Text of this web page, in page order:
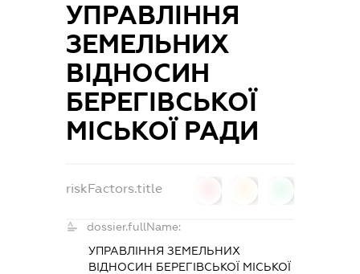
УПРАВЛІННЯ
ЗЕМЕЛЬНИХ
ВІДНОСИН
БЕРЕГІВСЬКОЇ
МІСЬКОЇ РАДИ
riskFactors.title
dossier.fullName:
УПРАВЛІННЯ ЗЕМЕЛЬНИХ
ВІДНОСИН БЕРЕГІВСЬКОЇ МІСЬКОЇ